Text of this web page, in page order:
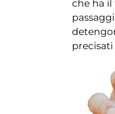
che ha
precisati